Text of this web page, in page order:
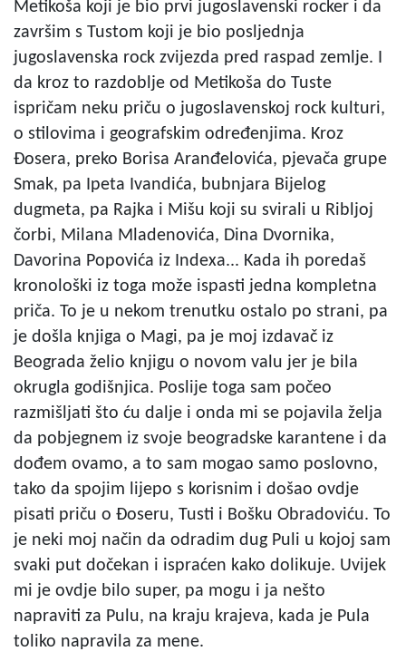
Metikoša koji je bio prvi jugoslavenski rocker i da
završim s Tustom koji je bio posljednja
jugoslavenska rock zvijezda pred raspad zemlje. I
da kroz to razdoblje od Metikoša do Tuste
ispričam neku priču o jugoslavenskoj rock kulturi,
o stilovima i geografskim određenjima. Kroz
Đosera, preko Borisa Aranđelovića, pjevača grupe
Smak, pa Ipeta Ivandića, bubnjara Bijelog
dugmeta, pa Rajka i Mišu koji su svirali u Ribljoj
čorbi, Milana Mladenovića, Dina Dvornika,
Davorina Popovića iz Indexa... Kada ih poredaš
kronološki iz toga može ispasti jedna kompletna
priča. To je u nekom trenutku ostalo po strani, pa
je došla knjiga o Magi, pa je moj izdavač iz
Beograda želio knjigu o novom valu jer je bila
okrugla godišnjica. Poslije toga sam počeo
razmišljati što ću dalje i onda mi se pojavila želja
da pobjegnem iz svoje beogradske karantene i da
dođem ovamo, a to sam mogao samo poslovno,
tako da spojim lijepo s korisnim i došao ovdje
pisati priču o Đoseru, Tusti i Bošku Obradoviću. To
je neki moj način da odradim dug Puli u kojoj sam
svaki put dočekan i ispraćen kako dolikuje. Uvijek
mi je ovdje bilo super, pa mogu i ja nešto
napraviti za Pulu, na kraju krajeva, kada je Pula
toliko napravila za mene.